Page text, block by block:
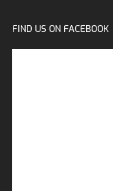
FIND US ON FACEBOOK